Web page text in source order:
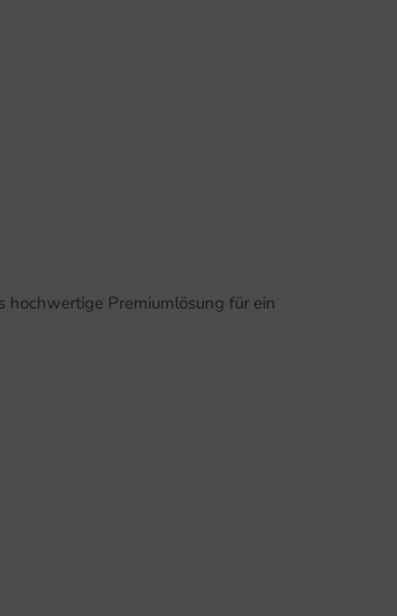
hochwertige Premiumlösung für ein